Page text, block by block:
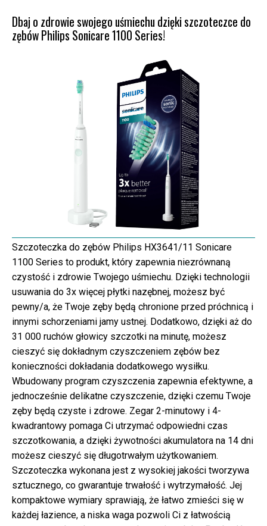
Dbaj o zdrowie swojego uśmiechu dzięki szczoteczce do
zębów Philips Sonicare 1100 Series!
Szczoteczka do zębów Philips HX3641/11 Sonicare
1100 Series to produkt, który zapewnia niezrównaną
czystość i zdrowie Twojego uśmiechu. Dzięki technologii
usuwania do 3x więcej płytki nazębnej, możesz być
pewny/a, że Twoje zęby będą chronione przed próchnicą i
innymi schorzeniami jamy ustnej. Dodatkowo, dzięki aż do
31 000 ruchów głowicy szczotki na minutę, możesz
cieszyć się dokładnym czyszczeniem zębów bez
konieczności dokładania dodatkowego wysiłku.
Wbudowany program czyszczenia zapewnia efektywne, a
jednocześnie delikatne czyszczenie, dzięki czemu Twoje
zęby będą czyste i zdrowe. Zegar 2-minutowy i 4-
kwadrantowy pomaga Ci utrzymać odpowiedni czas
szczotkowania, a dzięki żywotności akumulatora na 14 dni
możesz cieszyć się długotrwałym użytkowaniem.
Szczoteczka wykonana jest z wysokiej jakości tworzywa
sztucznego, co gwarantuje trwałość i wytrzymałość. Jej
kompaktowe wymiary sprawiają, że łatwo zmieści się w
każdej łazience, a niska waga pozwoli Ci z łatwością